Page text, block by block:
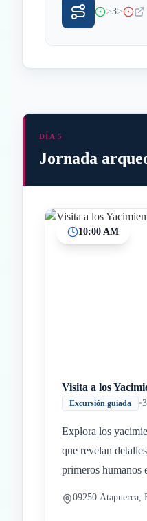
>3>
DÍA 5
Jornada
10:00 AM
Visita a los
Excursión guiada •
Explora los
que revelan
primeros humanos
09250 Atapuerca,